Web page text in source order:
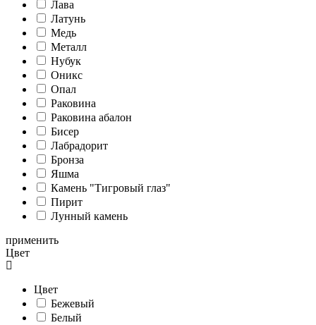
Лава
Латунь
Медь
Металл
Нубук
Оникс
Опал
Раковина
Раковина абалон
Бисер
Лабрадорит
Бронза
Яшма
Камень "Тигровый глаз"
Пирит
Лунный камень
применить
Цвет
Цвет
Бежевый
Белый